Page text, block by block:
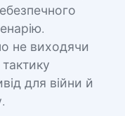
не виходячи
для війни й